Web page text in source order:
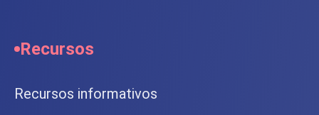
Recursos
Recursos informativos